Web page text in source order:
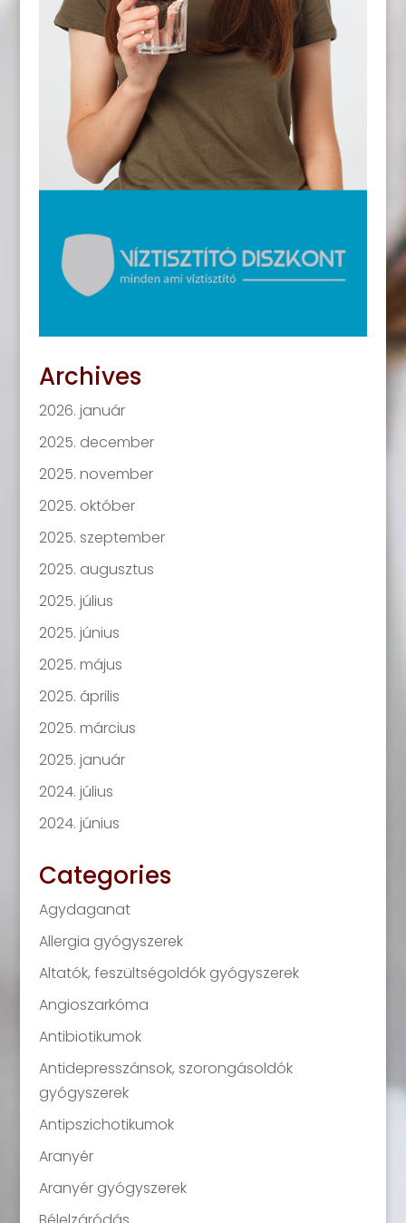
Archives
2026. január
2025. december
2025. november
2025. október
2025. szeptember
2025. augusztus
2025. július
2025. június
2025. május
2025. április
2025. március
2025. január
2024. július
2024. június
Categories
Agydaganat
Allergia gyógyszerek
Altatók, feszültségoldók gyógyszerek
Angioszarkóma
Antibiotikumok
Antidepresszánsok, szorongásoldók
gyógyszerek
Antipszichotikumok
Aranyér
Aranyér gyógyszerek